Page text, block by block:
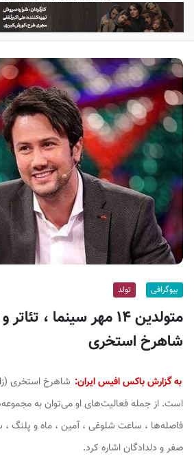
ب
ا
ک
س
آ
ف
ی
س
ا
ی
ر
ا
ن
بیوگرافی تولد
متولدین ۱۴ مهر سینما ،
شاهرخ استخری
به گزارش باکس افیس ایران:
است. از جمله فعالیت‌های او می‌توان به
فاصله‌ها ، ساعت شلوغی ، آمین ، ماه و پلنگ ،
صفر و دلدادگان اشاره کرد.